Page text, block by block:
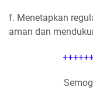
f. Menetapkan
aman dan